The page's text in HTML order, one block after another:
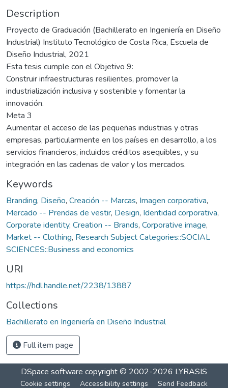
Description
Proyecto de Graduación (Bachillerato en Ingeniería en Diseño
Industrial) Instituto Tecnológico de Costa Rica, Escuela de
Diseño Industrial, 2021
Esta tesis cumple con el Objetivo 9:
Construir infraestructuras resilientes, promover la
industrialización inclusiva y sostenible y fomentar la
innovación.
Meta 3
Aumentar el acceso de las pequeñas industrias y otras
empresas, particularmente en los países en desarrollo, a los
servicios financieros, incluidos créditos asequibles, y su
integración en las cadenas de valor y los mercados.
Keywords
Branding, Diseño, Creación -- Marcas, Imagen corporativa,
Mercado -- Prendas de vestir, Design, Identidad corporativa,
Corporate identity, Creation -- Brands, Corporative image,
Market -- Clothing, Research Subject Categories::SOCIAL
SCIENCES::Business and economics
URI
https://hdl.handle.net/2238/13887
Collections
Bachillerato en Ingeniería en Diseño Industrial
Full item page
DSpace software copyright © 2002-2026 LYRASIS
Cookie settings Accessibility settings Send Feedback